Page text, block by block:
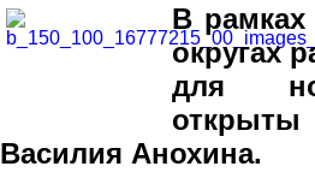
В
округах
для
Василия Анохина.